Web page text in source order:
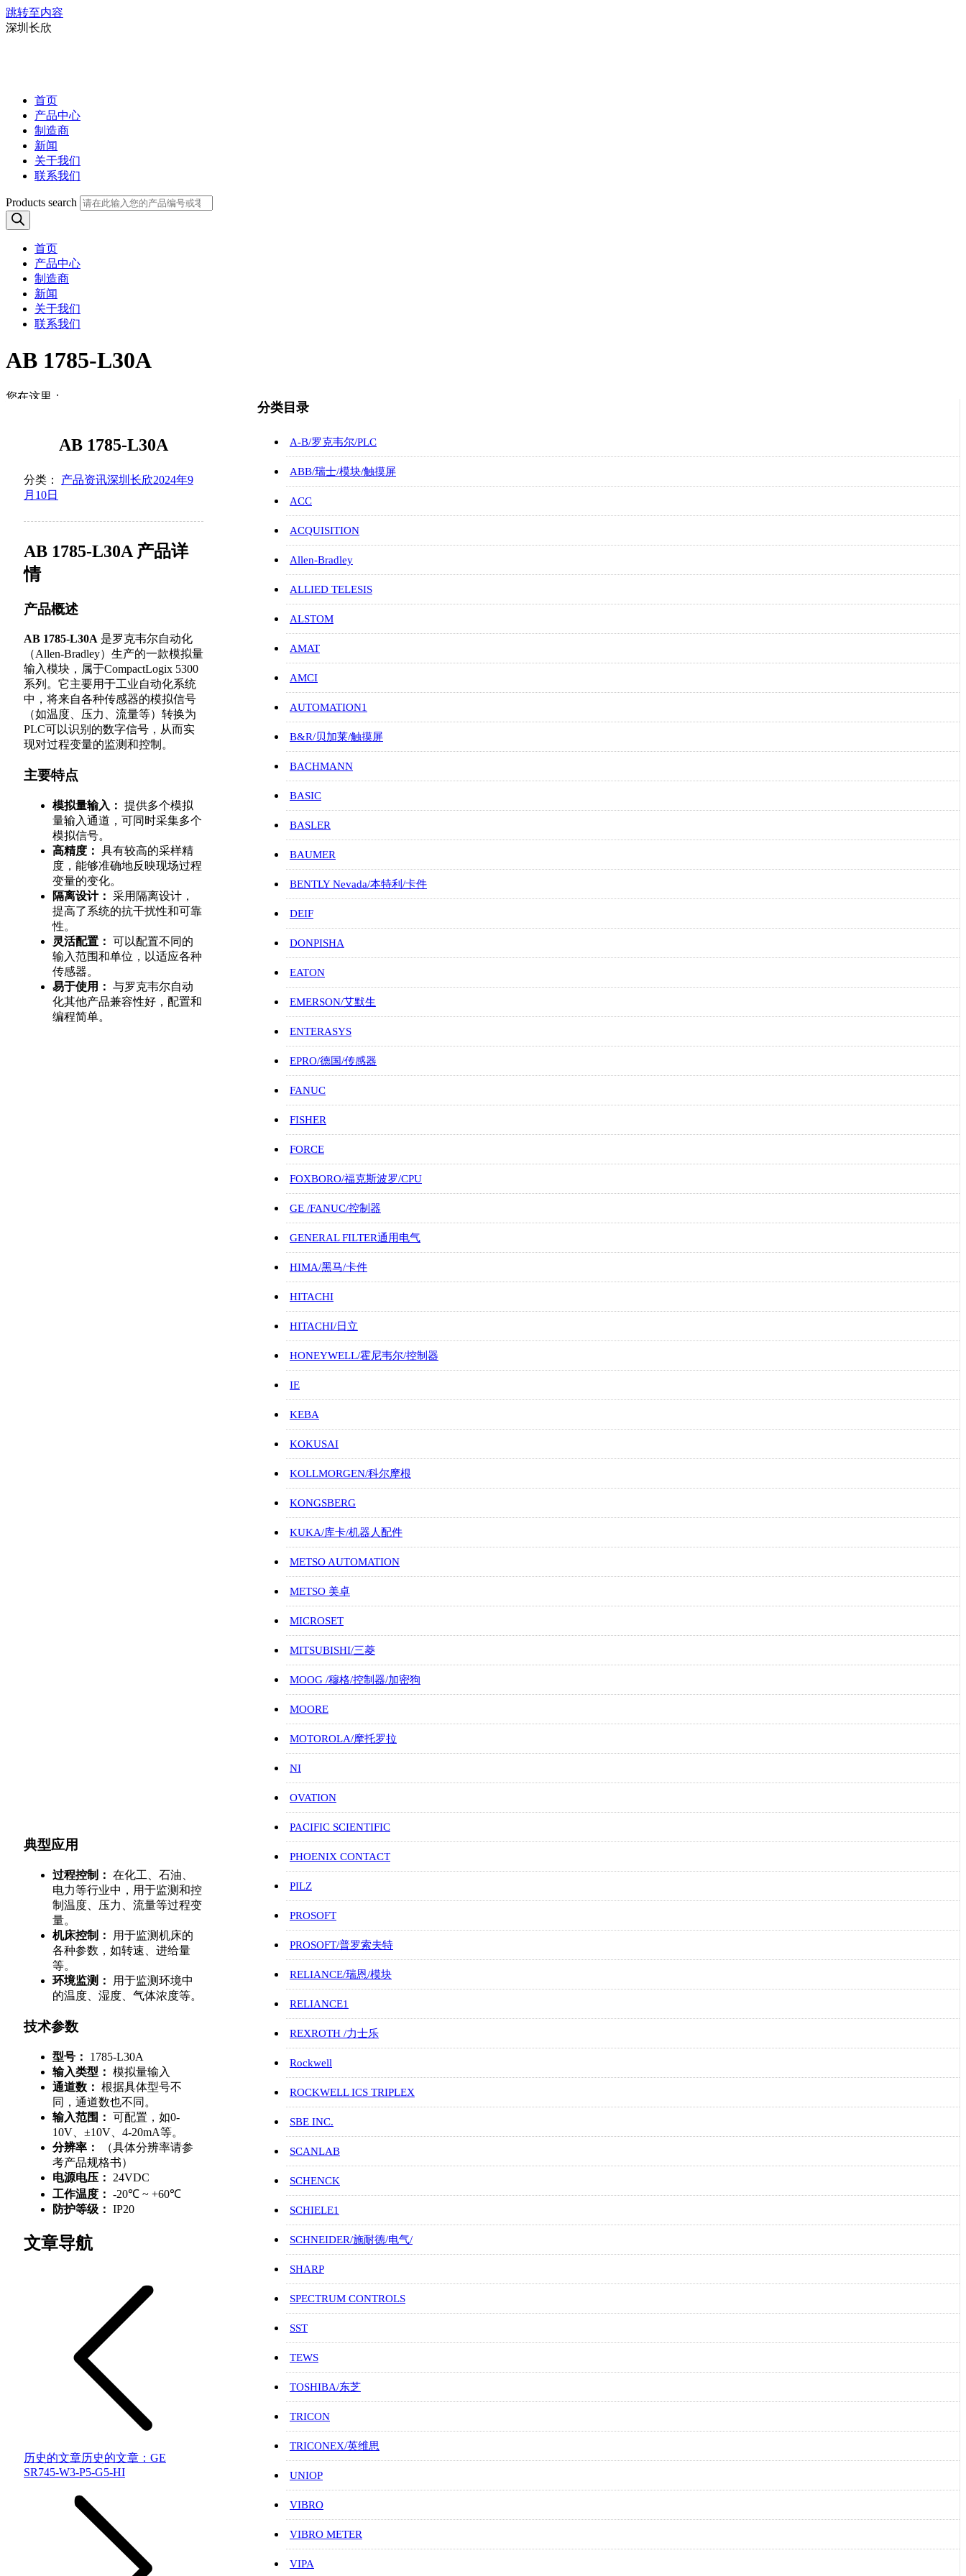
跳转至内容
深圳长欣
首页
产品中心
制造商
新闻
关于我们
联系我们
Products search
首页
产品中心
制造商
新闻
关于我们
联系我们
AB 1785-L30A
您在这里：
产品资讯
AB 17…AB 1785-L30A
分类： 产品资讯深圳长欣2024年9
月10日
AB 1785-L30A 产品详
情
产品概述
AB 1785-L30A 是罗克韦尔自动化
（Allen-Bradley）生产的一款模拟量
输入模块，属于CompactLogix 5300
系列。它主要用于工业自动化系统
中，将来自各种传感器的模拟信号
（如温度、压力、流量等）转换为
PLC可以识别的数字信号，从而实
现对过程变量的监测和控制。
主要特点
模拟量输入： 提供多个模拟
量输入通道，可同时采集多个
模拟信号。
高精度： 具有较高的采样精
度，能够准确地反映现场过程
变量的变化。
隔离设计： 采用隔离设计，
提高了系统的抗干扰性和可靠
性。
灵活配置： 可以配置不同的
输入范围和单位，以适应各种
传感器。
易于使用： 与罗克韦尔自动
化其他产品兼容性好，配置和
编程简单。
典型应用
过程控制： 在化工、石油、
电力等行业中，用于监测和控
制温度、压力、流量等过程变
量。
机床控制：
用于监测机床的
各种参数，如转速、进给量
等。
环境监测：
用于监测环境中
的温度、湿度、气体浓度等。
技术参数
型号：
1785-L30A
输入类型： 模拟量输入
通道数： 根据具体型号不
同，通道数也不同。
输入范围： 可配置，如0-
10V、±10V、4-20mA等。
分辨率：
（具体分辨率请参
考产品规格书）
电源电压：
24VDC
工作温度： -20℃ ~ +60℃
防护等级： IP20
文章导航
历史的文章历史的文章： GE
SR745-W3-P5-G5-HI
分类目录
A-B/罗克韦尔/PLC
ABB/瑞士/模块/触摸屏
ACC
ACQUISITION
Allen-Bradley
ALLIED TELESIS
ALSTOM
AMAT
AMCI
AUTOMATION1
B&R/贝加莱/触摸屏
BACHMANN
BASIC
BASLER
BAUMER
BENTLY Nevada/本特利/卡件
DEIF
DONPISHA
EATON
EMERSON/艾默生
ENTERASYS
EPRO/德国/传感器
FANUC
FISHER
FORCE
FOXBORO/福克斯波罗/CPU
GE /FANUC/控制器
GENERAL FILTER通用电气
HIMA/黑马/卡件
HITACHI
HITACHI/日立
HONEYWELL/霍尼韦尔/控制器
IE
KEBA
KOKUSAI
KOLLMORGEN/科尔摩根
KONGSBERG
KUKA/库卡/机器人配件
METSO AUTOMATION
METSO 美卓
MICROSET
MITSUBISHI/三菱
MOOG /穆格/控制器/加密狗
MOORE
MOTOROLA/摩托罗拉
NI
OVATION
PACIFIC SCIENTIFIC
PHOENIX CONTACT
PILZ
PROSOFT
PROSOFT/普罗索夫特
RELIANCE/瑞恩/模块
RELIANCE1
REXROTH /力士乐
Rockwell
ROCKWELL ICS TRIPLEX
SBE INC.
SCANLAB
SCHENCK
SCHIELE1
SCHNEIDER/施耐德/电气/
SHARP
SPECTRUM CONTROLS
SST
TEWS
TOSHIBA/东芝
TRICON
TRICONEX/英维思
UNIOP
VIBRO
VIBRO METER
VIPA